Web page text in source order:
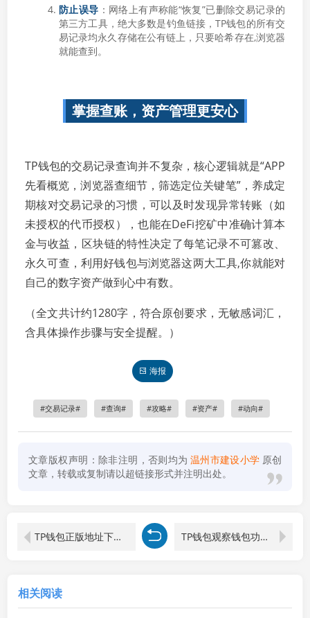
防止误导 ：网络上有声称能“恢复”已删除交易记录的
第三方工具，绝大多数是钓鱼链接，TP钱包的所有交
易记录均永久存储在公有链上，只要哈希存在,浏览器
就能查到。
掌握查账，资产管理更安心
TP钱包的交易记录查询并不复杂，核心逻辑就是“APP
先看概览，浏览器查细节，筛选定位关键笔”，养成定
期核对交易记录的习惯，可以及时发现异常转账（如
未授权的代币授权），也能在DeFi挖矿中准确计算本
金与收益，区块链的特性决定了每笔记录不可篡改、
永久可查，利用好钱包与浏览器这两大工具,你就能对
自己的数字资产做到心中有数。
（全文共计约1280字，符合原创要求，无敏感词汇，
含具体操作步骤与安全提醒。）
海报
交易记录 查询 攻略 资产 动向
文章版权声明：除非注明，否则均为 温州市建设小学 原创
文章，转载或复制请以超链接形式并注明出处。
TP钱包正版地址下载指南，安全使用数字资产的第一步 TP钱包观察钱包功能详解，如何安全监控链上资产
相关阅读